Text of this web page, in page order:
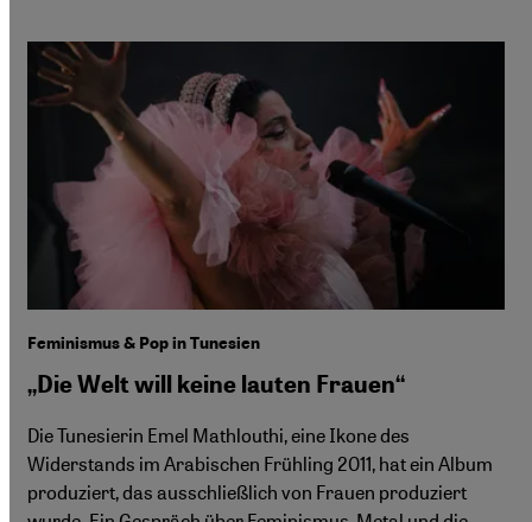
Feminismus & Pop in Tunesien
„Die Welt will keine lauten Frauen“
Die Tunesierin Emel Mathlouthi, eine Ikone des
Widerstands im Arabischen Frühling 2011, hat ein Album
produziert, das ausschließlich von Frauen produziert